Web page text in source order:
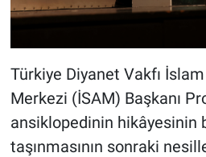
Türkiye Diyanet Vakfı
Merkezi (İSAM) Başkanı
ansiklopedinin hikâyesinin
taşınmasının sonraki